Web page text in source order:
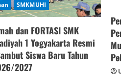
SMKMUHI
dan FORTASI SMK
1 Yogyakarta Resmi
Siswa Baru Tahun
2027